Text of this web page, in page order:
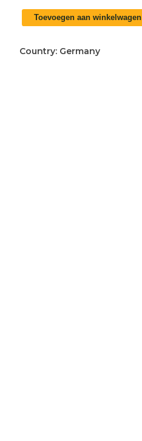
Duits
WO2
Modernes
Toevoegen aan winkelwagen
Country: Germany